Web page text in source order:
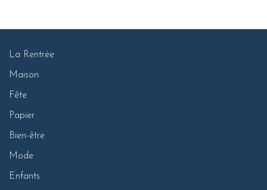
La Rentrée
Maison
Fête
Papier
Bien-être
Mode
Enfants